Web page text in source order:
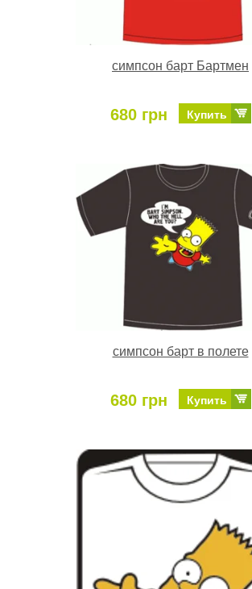
симпсон барт Бартмен
680 грн Купить
симпсон барт в полете
680 грн Купить